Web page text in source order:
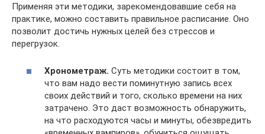
Применяя эти методики, зарекомендовавшие себя на
практике, можно составить правильное расписание. Оно
позволит достичь нужных целей без стрессов и
перегрузок.
Хронометраж. Суть методики состоит в том,
что вам надо вести поминутную запись всех
своих действий и того, сколько времени на них
затрачено. Это даст возможность обнаружить,
на что расходуются часы и минуты, обезвредить